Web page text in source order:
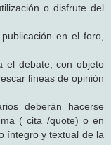
o disfrute del
en el foro,
el debate, con objeto
líneas de opinión
deberán hacerse
( cita /quote) o en
íntegro y textual de la